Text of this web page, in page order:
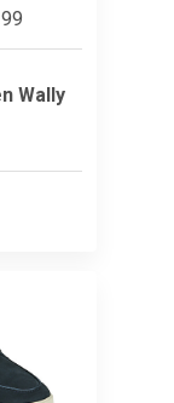
99
Wally